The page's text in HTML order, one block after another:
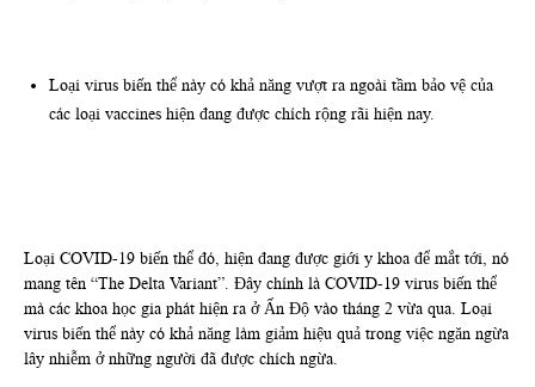
Loại virus biến thể này có khả năng vượt ra ngoài tầm bảo vệ của
các loại vaccines hiện đang được chích rộng rãi hiện nay.
Loại COVID-19 biến thể đó, hiện đang được giới y khoa để mắt tới, nó
mang tên “The Delta Variant”. Đây chính là COVID-19 virus biến thể
mà các khoa học gia phát hiện ra ở Ấn Độ vào tháng 2 vừa qua. Loại
virus biến thể này có khả năng làm giảm hiệu quả trong việc ngăn ngừa
lây nhiễm ở những người đã được chích ngừa.